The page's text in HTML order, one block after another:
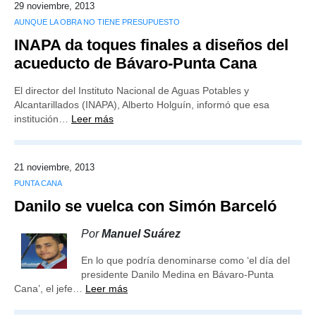
29 noviembre, 2013
AUNQUE LA OBRA NO TIENE PRESUPUESTO
INAPA da toques finales a diseños del
acueducto de Bávaro-Punta Cana
El director del Instituto Nacional de Aguas Potables y
Alcantarillados (INAPA), Alberto Holguín, informó que esa
institución… Leer más
21 noviembre, 2013
PUNTA CANA
Danilo se vuelca con Simón Barceló
PorManuel Suárez
En lo que podría denominarse como ‘el día del
presidente Danilo Medina en Bávaro-Punta
Cana’, el jefe… Leer más